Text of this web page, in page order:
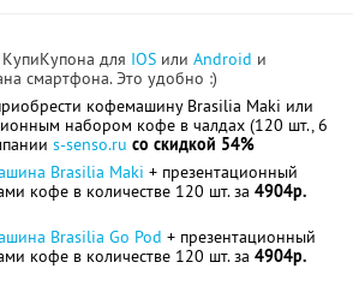
для IOS или Android и
смартфона. Это удобно :)
кофемашину Brasilia Maki или
набором кофе в чалдах (120 шт., 6
s-senso.ru со скидкой 54%
Brasilia Maki + презентационный
кофе в количестве 120 шт. за 4904р.
Brasilia Go Pod + презентационный
кофе в количестве 120 шт. за 4904р.